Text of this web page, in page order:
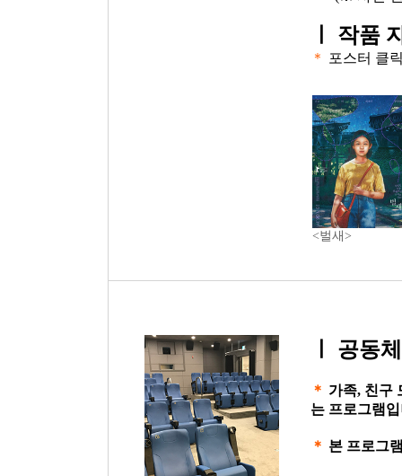
작품
＊ 포스터 클
<벌새>
공동
＊ 가족, 친구
는 프로그램
＊ 본 프로그